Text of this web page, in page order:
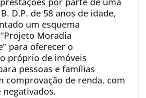
D.P. de 58 anos de idade,
um esquema
Moradia
para oferecer o
próprio de imóveis
pessoas e famílias
comprovação de renda, com